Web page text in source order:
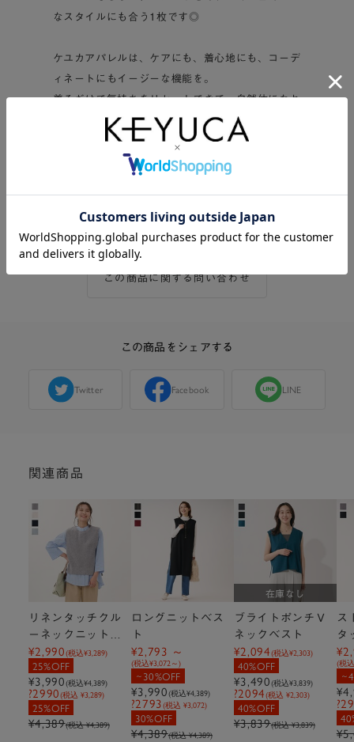
なスタイルにも合う1枚です◎
ケユカアパレルは、ケアにも、着心地にも、コーデ
ィネートにもイージーな機能を。
着るだけで気持ちをリセットできて、自然体になれ
るデザインに。
明日も心地良いものになるように、日々の暮らしを
支える服です。
この商品に関する問い合わせ
この商品をシェアする
Twitter Facebook LINE
関連商品
リネンタッチクル
ーネックニットベ
スト
¥2,990(税込¥3,289)
25%OFF
¥3,990(税込¥4,389)
?2990(税込 ¥3,289)
25%OFF
¥4,389(税込 ¥4,389)
ロングニットベス
ト
¥2,793
(税込¥3,072 )
30%OFF
¥3,990(税込¥4,389)
?2793(税込 ¥3,072)
30%OFF
¥4,389(税込 ¥4,389)
在庫なし
ブライトポンチＶ
ネックベスト
¥2,094(税込¥2,303)
40%OFF
¥3,490(税込¥3,839)
?2094(税込 ¥2,303)
40%OFF
¥3,839(税込 ¥3,839)
ス
タ
(税込